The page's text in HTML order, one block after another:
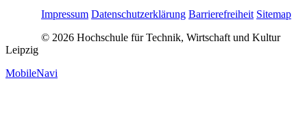
Impressum Datenschutzerklärung Barrierefreiheit Sitemap
© 2026 Hochschule für Technik, Wirtschaft und Kultur
Leipzig
MobileNavi